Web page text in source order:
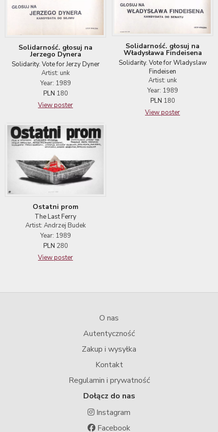
Solidarność. głosuj na
Jerzego Dynera
Solidarity. Vote for Jerzy Dyner
Artist: unk
Year: 1989
PLN 180
View poster
Solidarność. głosuj na
Władysława Findeisena
Solidarity. Vote for Wladyslaw
Findeisen
Artist: unk
Year: 1989
PLN 180
View poster
Ostatni prom
The Last Ferry
Artist: Andrzej Budek
Year: 1989
PLN 280
View poster
O nas
Autentyczność
Zakup i wysyłka
Kontakt
Regulamin i prywatność
Dołącz do nas
Instagram
Facebook